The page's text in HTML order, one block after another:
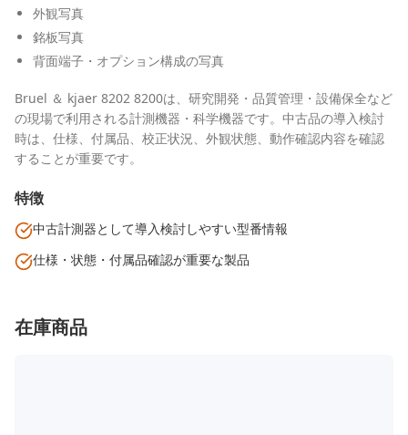
外観写真
銘板写真
背面端子・オプション構成の写真
Bruel ＆ kjaer 8202 8200は、研究開発・品質管理・設備保全など
の現場で利用される計測機器・科学機器です。中古品の導入検討
時は、仕様、付属品、校正状況、外観状態、動作確認内容を確認
することが重要です。
特徴
中古計測器として導入検討しやすい型番情報
仕様・状態・付属品確認が重要な製品
在庫商品